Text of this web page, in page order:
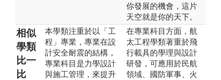
你發展的機會，這片
天空就是你的天下。
相似
學類
比一
比
本學類注重於以「工
程」專業，專業在設
計安全耐震的結構，
專業科目是力學設計
與施工管理，來提升
在專業科目方面，航
太工程學類著重於飛
行載具的學理與設計
研發，可應用於民航
領域、國防軍事、火